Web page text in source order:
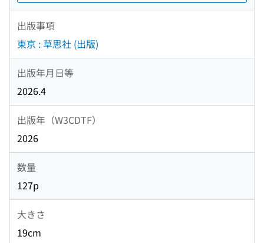
出版事項
東京 : 草思社 (出版)
出版年月日等
2026.4
出版年（W3CDTF）
2026
数量
127p
大きさ
19cm